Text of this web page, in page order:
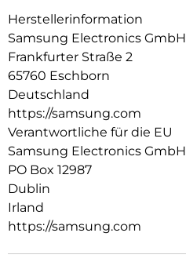
Herstellerinformation
Samsung Electronics GmbH
Frankfurter Straße 2
65760 Eschborn
Deutschland
https://samsung.com
Verantwortliche für die EU
Samsung Electronics GmbH
PO Box 12987
Dublin
Irland
https://samsung.com